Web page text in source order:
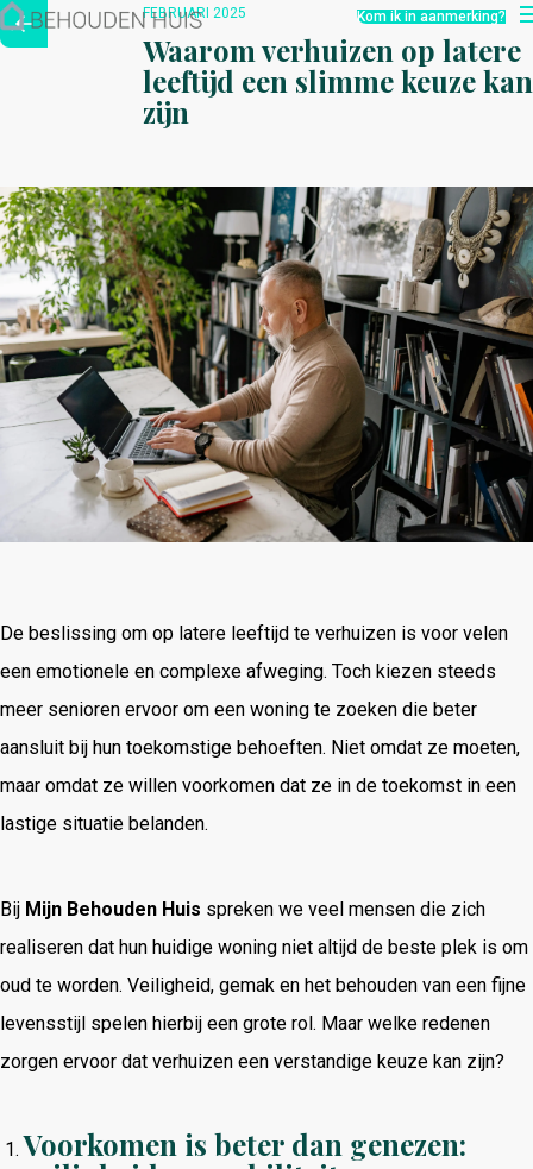
Hoe werkt het?
Over ons
Nieuwsbrief
Kom ik in aanmerking?
FEBRUARI 2025
Waarom verhuizen op latere
leeftijd een slimme keuze kan
zijn
De beslissing om op latere leeftijd te verhuizen is voor velen
een emotionele en complexe afweging. Toch kiezen steeds
meer senioren ervoor om een woning te zoeken die beter
aansluit bij hun toekomstige behoeften. Niet omdat ze moeten,
maar omdat ze willen voorkomen dat ze in de toekomst in een
lastige situatie belanden.
Bij Mijn Behouden Huis spreken we veel mensen die zich
realiseren dat hun huidige woning niet altijd de beste plek is om
oud te worden. Veiligheid, gemak en het behouden van een fijne
levensstijl spelen hierbij een grote rol. Maar welke redenen
zorgen ervoor dat verhuizen een verstandige keuze kan zijn?
Voorkomen is beter dan genezen: